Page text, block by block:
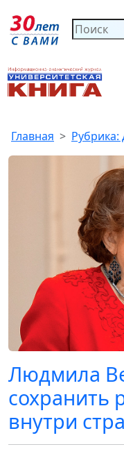
Главная
Людмила
сохранить
внутри